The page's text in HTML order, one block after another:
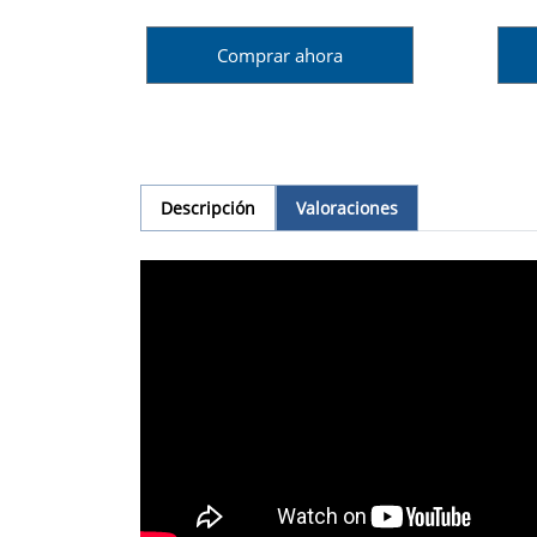
Comprar ahora
Descripción Valoraciones